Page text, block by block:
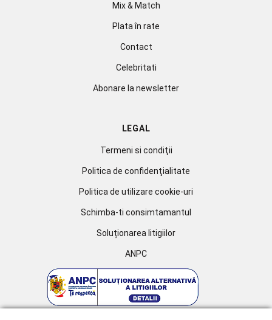
Mix & Match
Plata în rate
Contact
Celebritati
Abonare la newsletter
LEGAL
Termeni si condiţii
Politica de confidenţialitate
Politica de utilizare cookie-uri
Schimba-ti consimtamantul
Soluționarea litigiilor
ANPC